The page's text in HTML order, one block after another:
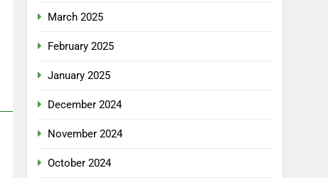
March 2025
February 2025
January 2025
December 2024
November 2024
October 2024